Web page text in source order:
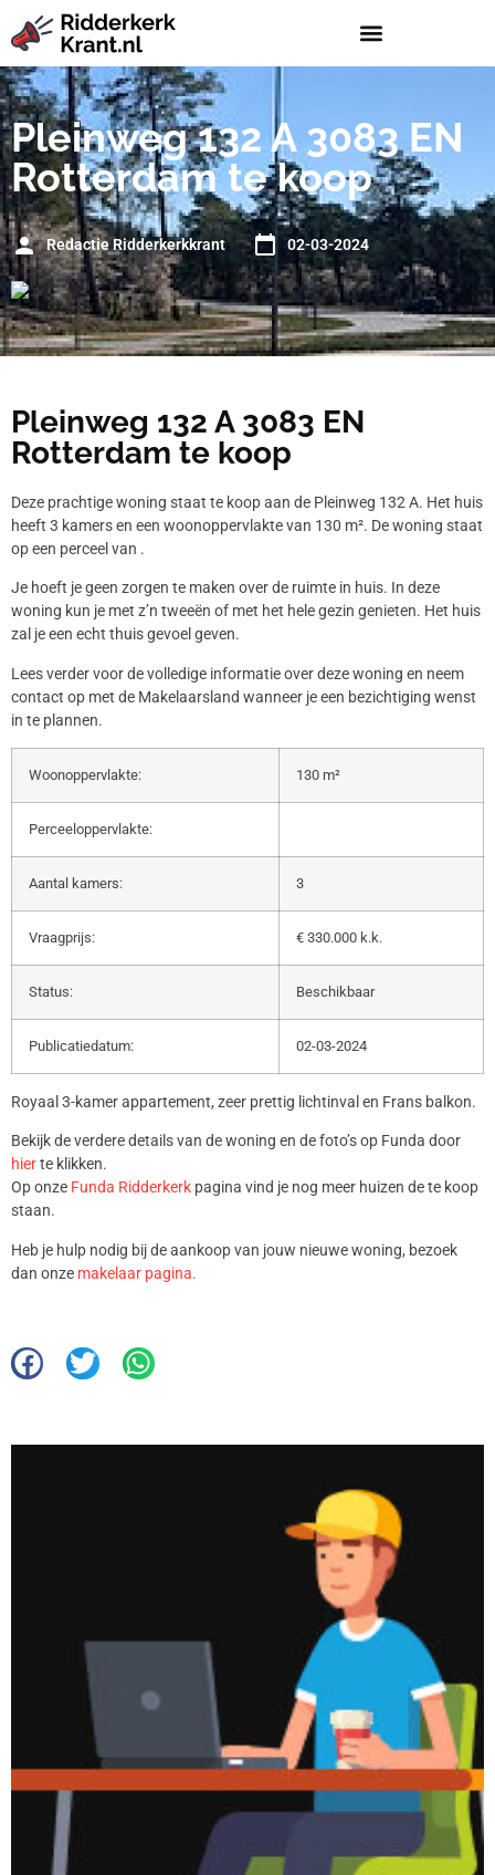
Pleinweg 132 A 3083 EN
Rotterdam te koop
Redactie Ridderkerkkrant 02-03-2024
Pleinweg 132 A 3083 EN
Rotterdam te koop
Deze prachtige woning staat te koop aan de Pleinweg 132 A. Het huis
heeft 3 kamers en een woonoppervlakte van 130 m². De woning staat
op een perceel van .
Je hoeft je geen zorgen te maken over de ruimte in huis. In deze
woning kun je met z’n tweeën of met het hele gezin genieten. Het huis
zal je een echt thuis gevoel geven.
Lees verder voor de volledige informatie over deze woning en neem
contact op met de Makelaarsland wanneer je een bezichtiging wenst
in te plannen.
Woonoppervlakte: 130 m²
Perceeloppervlakte:
Aantal kamers: 3
Vraagprijs: € 330.000 k.k.
Status: Beschikbaar
Publicatiedatum: 02-03-2024
Royaal 3-kamer appartement, zeer prettig lichtinval en Frans balkon.
Bekijk de verdere details van de woning en de foto’s op Funda door
hierte klikken.
Op onze Funda Ridderkerk pagina vind je nog meer huizen de te koop
staan.
Heb je hulp nodig bij de aankoop van jouw nieuwe woning, bezoek
dan onze makelaar pagina.